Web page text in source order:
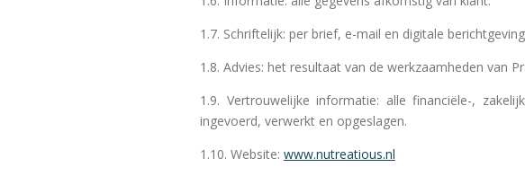
1.7. Schriftelijk: per brief, e-mail en digitale
1.8. Advies: het resultaat van de werkzaamheden van
1.9. Vertrouwelijke informatie: alle financiële-,
ingevoerd, verwerkt en opgeslagen.
1.10. Website: www.nutreatious.nl